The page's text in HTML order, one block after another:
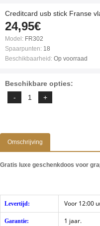
Creditcard usb stick Franse
24,95€
Model: FR302
Spaarpunten: 18
Beschikbaarheid: Op voorraad
Beschikbare opties:
Omschrijving
Gratis luxe geschenkdoos voor
Levertijd: Voor 12:00
Garantie: 1 jaar.